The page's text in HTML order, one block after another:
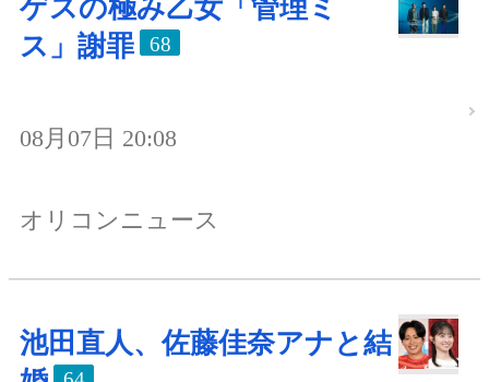
ゲスの極み乙女「管理ミ
ス」謝罪
68
08月07日 20:08
オリコンニュース
池田直人、佐藤佳奈アナと結